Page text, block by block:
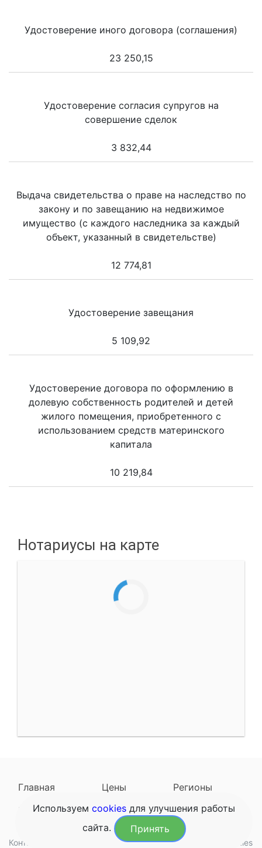
Удостоверение иного договора (соглашения)
23 250,15
Удостоверение согласия супругов на
совершение сделок
3 832,44
Выдача свидетельства о праве на наследство по
закону и по завещанию на недвижимое
имущество (с каждого наследника за каждый
объект, указанный в свидетельстве)
12 774,81
Удостоверение завещания
5 109,92
Удостоверение договора по оформлению в
долевую собственность родителей и детей
жилого помещения, приобретенного с
использованием средств материнского
капитала
10 219,84
Нотариусы на карте
Главная Цены
Регионы
Наследодатели
Задать вопрос
Контакты Обработка данных Конфиденциальность Cookies
Используем cookies для улучшения работы
сайта.
Принять